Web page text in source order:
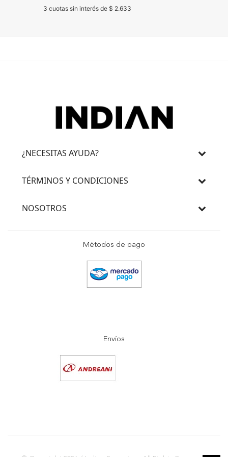
3 cuotas sin interés de $ 2.633
¿NECESITAS AYUDA?
TÉRMINOS Y CONDICIONES
NOSOTROS
Métodos de pago
Envíos